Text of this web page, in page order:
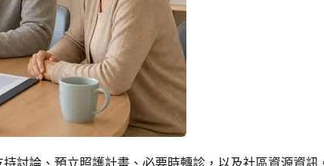
討論、預立照護計畫、必要時轉診，以及社區資源資